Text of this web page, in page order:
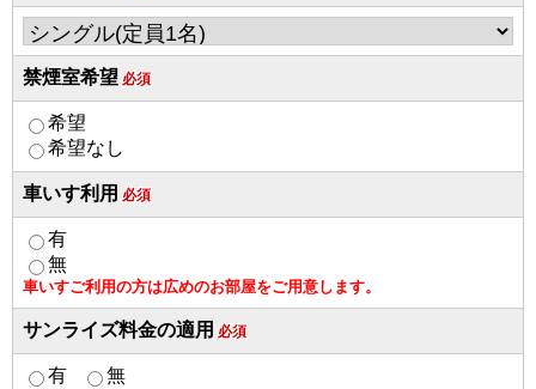
禁煙室希望 必須
希望
希望なし
車いす利用 必須
有
無
車いすご利用の方は広めのお部屋をご用意します。
サンライズ料金の適用 必須
有 無